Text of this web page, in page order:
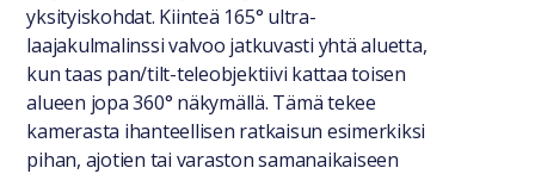
yksityiskohdat. Kiinteä 165° ultra-
laajakulmalinssi valvoo jatkuvasti yhtä aluetta,
kun taas pan/tilt-teleobjektiivi kattaa toisen
alueen jopa 360° näkymällä. Tämä tekee
kamerasta ihanteellisen ratkaisun esimerkiksi
pihan, ajotien tai varaston samanaikaiseen